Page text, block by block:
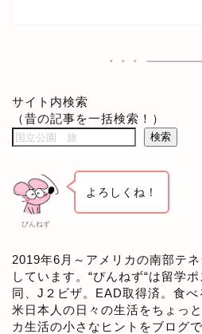
サイト内検索
（昔の記事を一括検索！）
検索
ぴんねず
よろしくね！
2019年6月～アメリカの南部テ
しています。“ぴんねず“は留学
同、J２ビザ。EAD取得済。食
米日本人の日々の生活をちょっ
カ生活の小さなヒントをブログ